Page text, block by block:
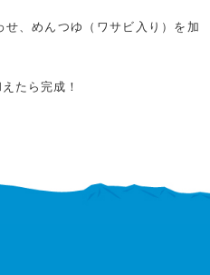
、めんつゆ（ワサビ入り）を加
たら完成！